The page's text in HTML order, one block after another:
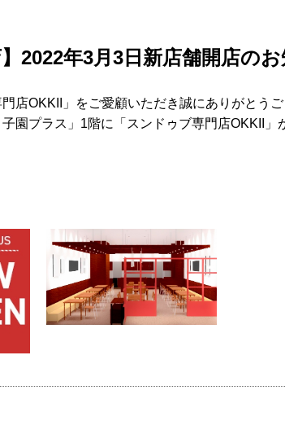
】2022年3月3日新店舗開店の
店OKKII」をご愛顧いただき誠にありがとう
園プラス」1階に「スンドゥブ専門店OKKII